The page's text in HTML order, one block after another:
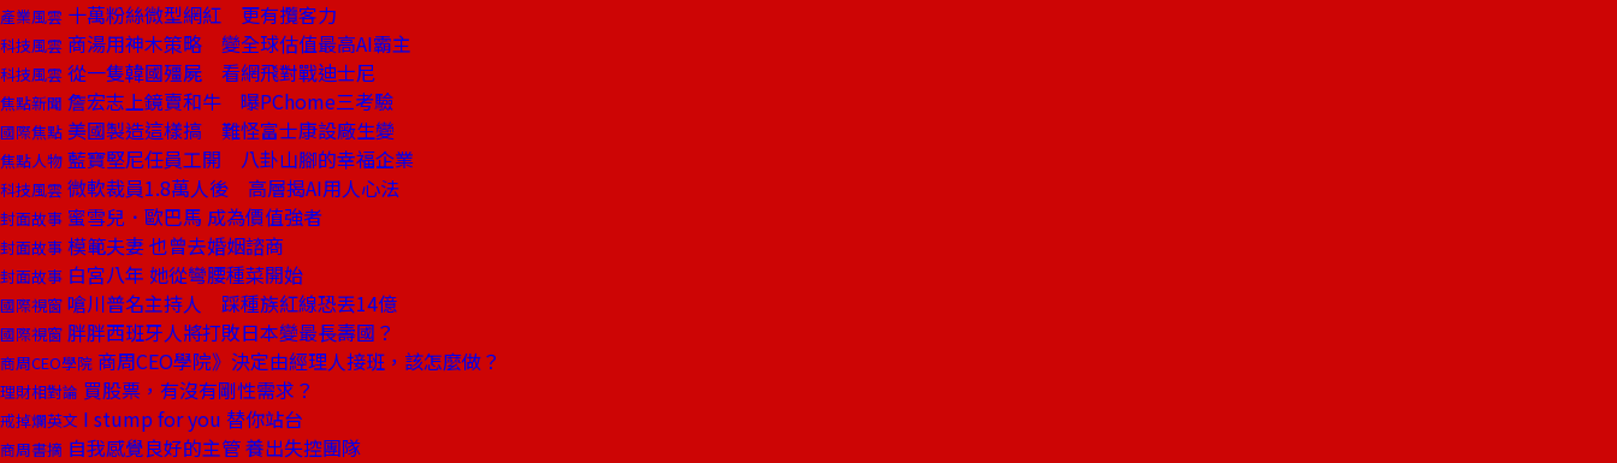
產業風雲 十萬粉絲微型網紅 更有攬客力
科技風雲 商湯用神木策略 變全球估值最高AI霸主
科技風雲 從一隻韓國殭屍 看網飛對戰迪士尼
焦點新聞 詹宏志上鏡賣和牛 曝PChome三考驗
國際焦點 美國製造這樣搞 難怪富士康設廠生變
焦點人物 藍寶堅尼任員工開 八卦山腳的幸福企業
科技風雲 微軟裁員1.8萬人後 高層揭AI用人心法
封面故事 蜜雪兒．歐巴馬 成為價值強者
封面故事 模範夫妻 也曾去婚姻諮商
封面故事 白宮八年 她從彎腰種菜開始
國際視窗 嗆川普名主持人 踩種族紅線恐丟14億
國際視窗 胖胖西班牙人將打敗日本變最長壽國？
商周CEO學院 商周CEO學院》決定由經理人接班，該怎麼做？
理財相對論 買股票，有沒有剛性需求？
戒掉爛英文 I stump for you 替你站台
商周書摘 自我感覺良好的主管 養出失控團隊